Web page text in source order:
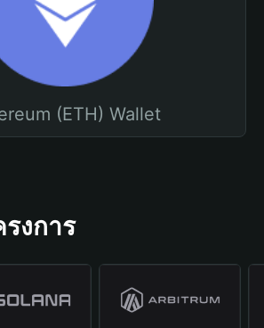
(ETH) Wallet
งการ